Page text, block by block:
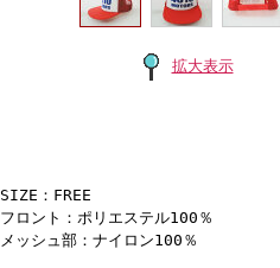
拡大表示
SIZE：FREE
フロント：ポリエステル100％
メッシュ部：ナイロン100％